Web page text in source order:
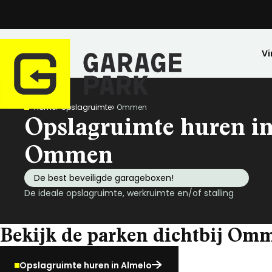
Bekijk alle locaties
Park bezichtigen
Top locaties
Drenthe
Flevoland
Gelderland
Huren Kopen
Opslagruimte
Veilig opgeslagen en 24/7 toegankelijk.
Stalling
De ideale
Wij zijn GaragePark
Meer dan 57 locaties in Nederland.
Ervaringen
Een greep uit
Home Opslagruimte Ommen
Opslagruimte huren
Ommen
De best beveiligde garageboxen!
De ideale opslagruimte, werkruimte en/of stalling
Bekijk de parken dichtbij
Opslagruimte huren in Almelo